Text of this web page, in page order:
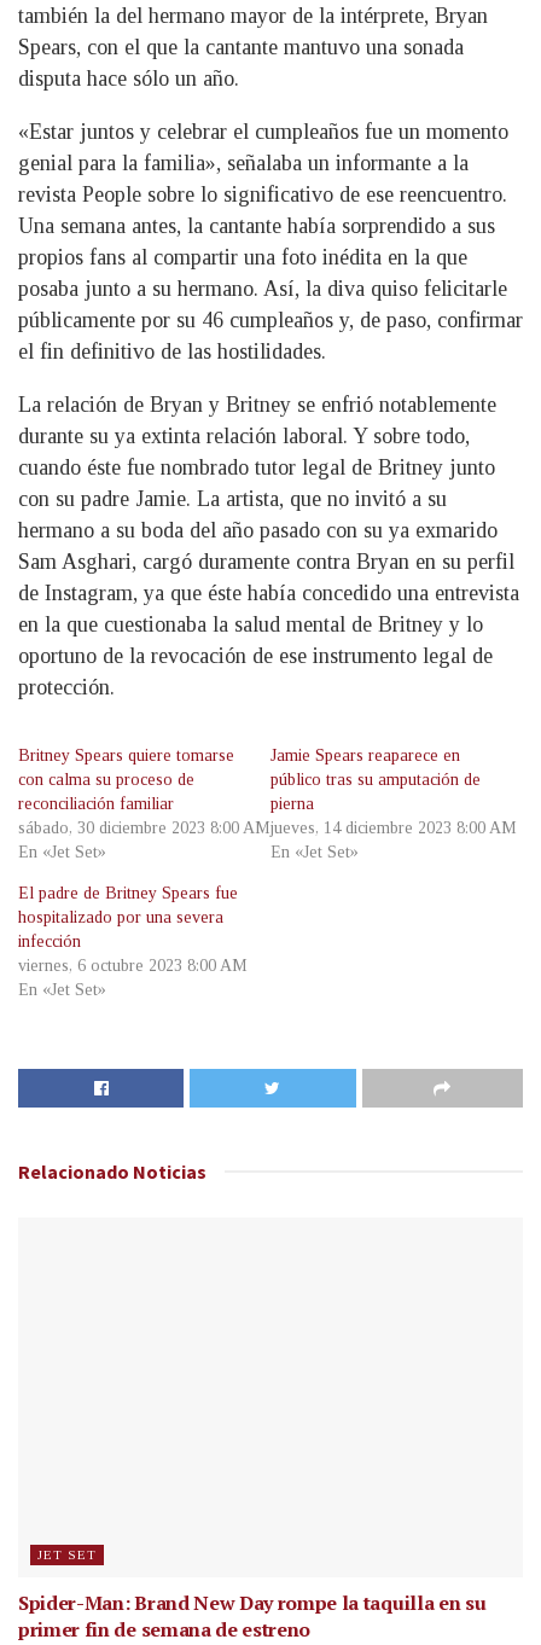
también la del hermano mayor de la intérprete, Bryan
Spears, con el que la cantante mantuvo una sonada
disputa hace sólo un año.
«Estar juntos y celebrar el cumpleaños fue un momento
genial para la familia», señalaba un informante a la
revista People sobre lo significativo de ese reencuentro.
Una semana antes, la cantante había sorprendido a sus
propios fans al compartir una foto inédita en la que
posaba junto a su hermano. Así, la diva quiso felicitarle
públicamente por su 46 cumpleaños y, de paso, confirmar
el fin definitivo de las hostilidades.
La relación de Bryan y Britney se enfrió notablemente
durante su ya extinta relación laboral. Y sobre todo,
cuando éste fue nombrado tutor legal de Britney junto
con su padre Jamie. La artista, que no invitó a su
hermano a su boda del año pasado con su ya exmarido
Sam Asghari, cargó duramente contra Bryan en su perfil
de Instagram, ya que éste había concedido una entrevista
en la que cuestionaba la salud mental de Britney y lo
oportuno de la revocación de ese instrumento legal de
protección.
Britney Spears quiere tomarse
con calma su proceso de
reconciliación familiar
sábado, 30 diciembre 2023 8:00 AM
En «Jet Set»
Jamie Spears reaparece en
público tras su amputación de
pierna
jueves, 14 diciembre 2023 8:00 AM
En «Jet Set»
El padre de Britney Spears fue
hospitalizado por una severa
infección
viernes, 6 octubre 2023 8:00 AM
En «Jet Set»
Relacionado Noticias
JET SET
Spider-Man: Brand New Day rompe la taquilla en su
primer fin de semana de estreno